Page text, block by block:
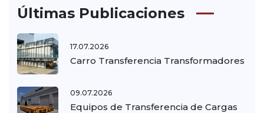
Últimas Publicaciones
17.07.2026
Carro Transferencia Transformadores
09.07.2026
Equipos de Transferencia de Cargas